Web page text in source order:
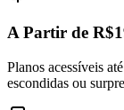
A Partir de
Planos acessíveis
escondidas ou